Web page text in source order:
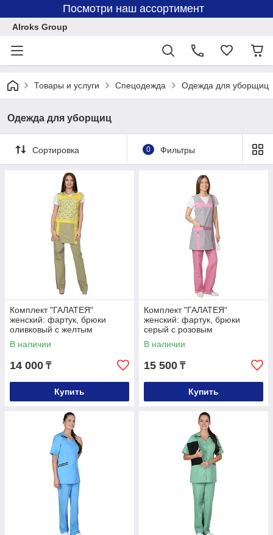
Посмотри наш ассортимент
Alroks Group
Товары и услуги Спецодежда Одежда для уборщиц
Одежда для уборщиц
Сортировка 0 Фильтры
Комплект "ГАЛАТЕЯ"
женский: фартук, брюки
оливковый с желтым
В наличии
14 000 ₸
Купить
Комплект "ГАЛАТЕЯ"
женский: фартук, брюки
серый с розовым
В наличии
15 500 ₸
Купить